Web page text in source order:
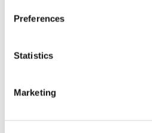
Preferences
Statistics
Marketing
Motorbroek heren
Motorjeans heren